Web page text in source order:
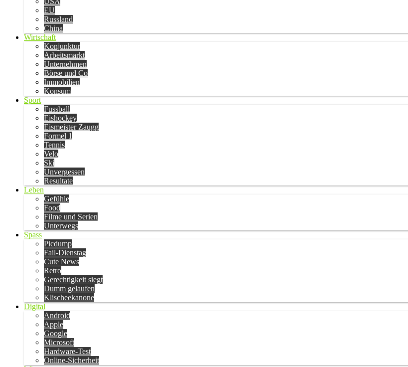
EU
Russland
China
Wirtschaft
Konjunktur
Arbeitsmarkt
Unternehmen
Börse und Co
Immobilien
Konsum
Sport
Fussball
Eishockey
Eismeister Zaugg
Formel 1
Tennis
Velo
Ski
Unvergessen
Resultate
Leben
Gefühle
Food
Filme und Serien
Unterwegs
Spass
Picdump
Fail-Dienstag
Cute News
Retro
Gerechtigkeit siegt
Dumm gelaufen
Klischeekanone
Digital
Android
Apple
Google
Microsoft
Hardware-Test
Online-Sicherheit